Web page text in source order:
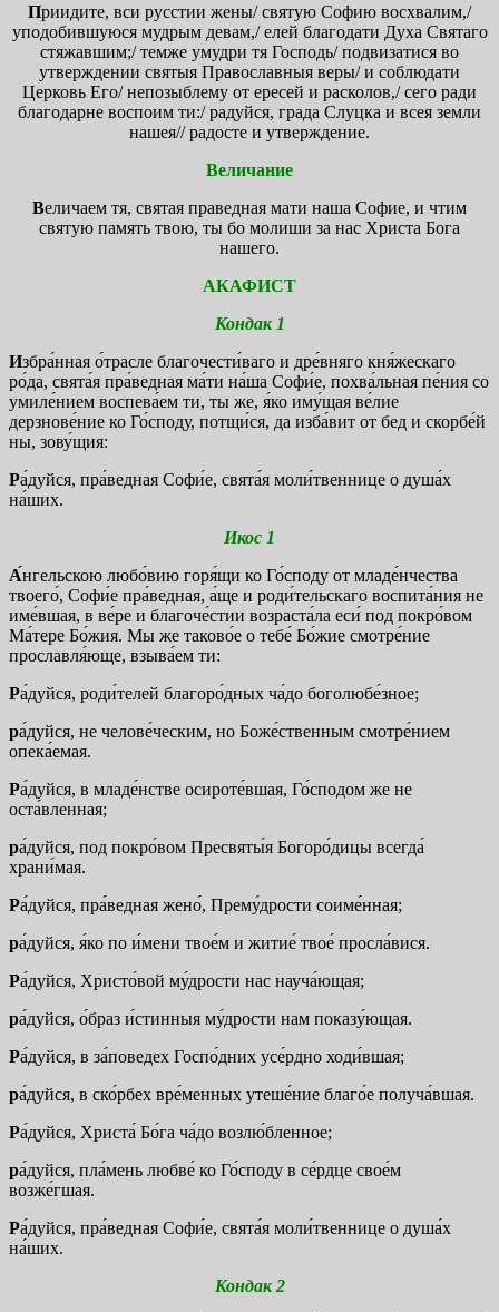
Приидите, вси русстии жены/ святую Софию восхвалим,/
уподобившуюся мудрым девам,/ елей благодати Духа Святаго
стяжавшим;/ темже умудри тя Господь/ подвизатися во
утверждении святыя Православныя веры/ и соблюдати
Церковь Его/ непозыблему от ересей и расколов,/ сего ради
благодарне воспоим ти:/ радуйся, града Слуцка и всея земли
нашея// радосте и утверждение.
Величание
Величаем тя, святая праведная мати наша Софие, и чтим
святую память твою, ты бо молиши за нас Христа Бога
нашего.
АКАФИСТ
Кондак 1
Избра́нная о́трасле благочести́ваго и дре́вняго кня́жескаго
ро́да, свята́я пра́ведная ма́ти на́ша Софи́е, похва́льная пе́ния со
умиле́нием воспева́ем ти, ты же, я́ко иму́щая ве́лие
дерзнове́ние ко Го́споду, потщи́ся, да изба́вит от бед и скорбе́й
ны, зову́щия:
Ра́дуйся, пра́ведная Софи́е, свята́я моли́твеннице о душа́х
на́ших.
Икос 1
А́нгельскою любо́вию горя́щи ко Го́споду от младе́нчества
твоего́, Софи́е пра́ведная, а́ще и роди́тельскаго воспита́ния не
име́вшая, в ве́ре и благоче́стии возраста́ла еси́ под покро́вом
Ма́тере Бо́жия. Мы же таково́е о тебе́ Бо́жие смотре́ние
прославля́юще, взыва́ем ти:
Ра́дуйся, роди́телей благоро́дных ча́до боголюбе́зное;
ра́дуйся, не челове́ческим, но Боже́ственным смотре́нием
опека́емая.
Ра́дуйся, в младе́нстве осироте́вшая, Го́сподом же не
оста́вленная;
ра́дуйся, под покро́вом Пресвяты́я Богоро́дицы всегда́
храни́мая.
Ра́дуйся, пра́ведная жено́, Прему́дрости соиме́нная;
ра́дуйся, я́ко по и́мени твое́м и житие́ твое́ просла́вися.
Ра́дуйся, Христо́вой му́дрости нас науча́ющая;
ра́дуйся, о́браз и́стинныя му́дрости нам показу́ющая.
Ра́дуйся, в за́поведех Госпо́дних усе́рдно ходи́вшая;
ра́дуйся, в ско́рбех вре́менных утеше́ние благо́е получа́вшая.
Ра́дуйся, Христа́ Бо́га ча́до возлю́бленное;
ра́дуйся, пла́мень любве́ ко Го́споду в се́рдце свое́м
возже́гшая.
Ра́дуйся, пра́ведная Софи́е, свята́я моли́твеннице о душа́х
на́ших.
Кондак 2